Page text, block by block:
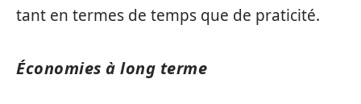
tant en termes de temps que de praticité.
Économies à long terme